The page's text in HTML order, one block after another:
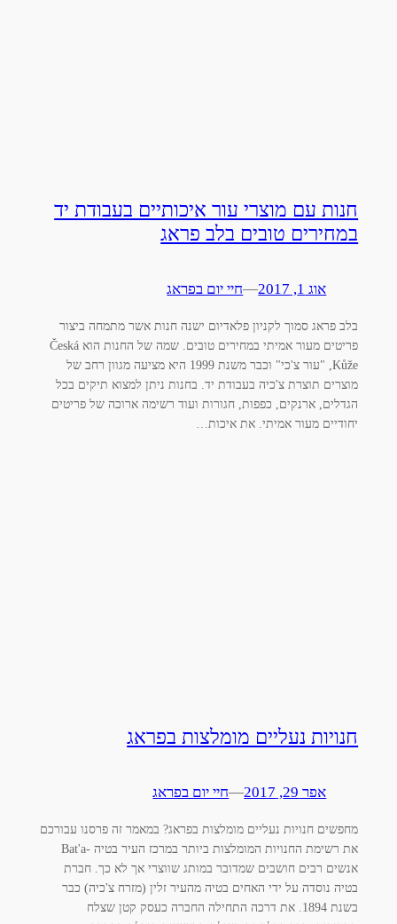
חנות עם מוצרי עור איכותיים בעבודת יד
במחירים טובים בלב פראג
אוג 1, 2017 —חיי יום בפראג
בלב פראג סמוך לקניון פלאדיום ישנה חנות אשר מתמחה ביצור
פריטים מעור אמיתי במחירים טובים. שמה של החנות הוא Česká
Kůže, "עור צ'כי" וכבר משנת 1999 היא מציעה מגוון רחב של
מוצרים תוצרת צ'כיה בעבודת יד. בחנות ניתן למצוא תיקים בכל
הגדלים, ארנקים, כפפות, חגורות ועוד רשימה ארוכה של פריטים
יחודיים מעור אמיתי. את איכות…
חנויות נעליים מומלצות בפראג
אפר 29, 2017 —חיי יום בפראג
מחפשים חנויות נעליים מומלצות בפראג? במאמר זה פרסנו עבורכם
את רשימת החנויות המומלצות ביותר במרכז העיר בטיה -Bat'a
אנשים רבים חושבים שמדובר במותג שווצרי אך לא כך. חברת
בטיה נוסדה על ידי האחים בטיה מהעיר זלין (מזרח צ'כיה) כבר
בשנת 1894. את דרכה התחילה החברה כעסק קטן שצלח